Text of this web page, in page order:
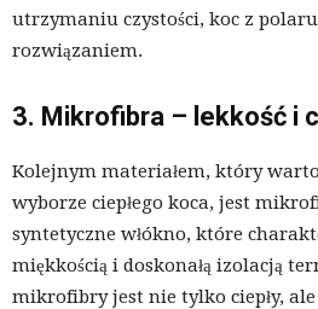
utrzymaniu czystości, koc z
rozwiązaniem.
3. Mikrofibra – lekkość i
Kolejnym materiałem, który
wyborze ciepłego koca, jest
syntetyczne włókno, które
miękkością i doskonałą izolacją
mikrofibry jest nie tylko ciepły,